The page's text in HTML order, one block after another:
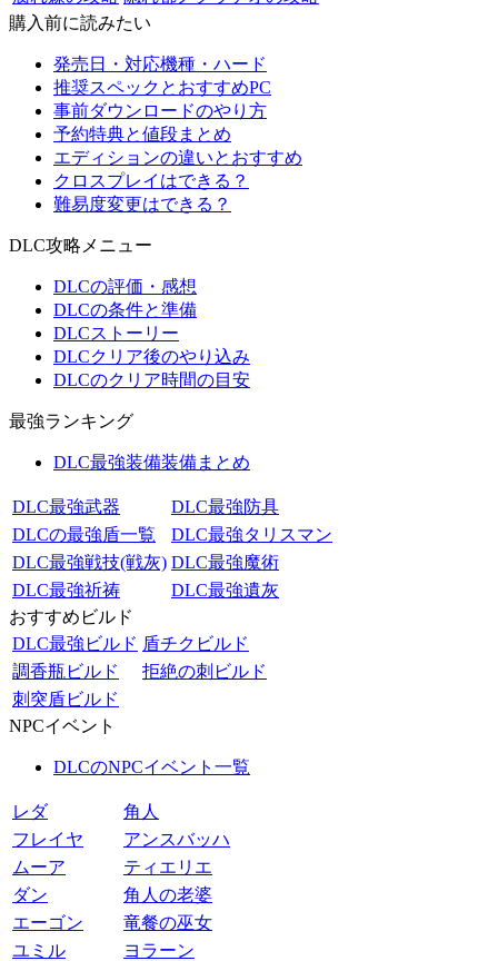
購入前に読みたい
発売日・対応機種・ハード
推奨スペックとおすすめPC
事前ダウンロードのやり方
予約特典と値段まとめ
エディションの違いとおすすめ
クロスプレイはできる？
難易度変更はできる？
DLC攻略メニュー
DLCの評価・感想
DLCの条件と準備
DLCストーリー
DLCクリア後のやり込み
DLCのクリア時間の目安
最強ランキング
DLC最強装備装備まとめ
DLC最強武器
DLC最強防具
DLCの最強盾一覧
DLC最強タリスマン
DLC最強戦技(戦灰) DLC最強魔術
DLC最強祈祷
DLC最強遺灰
おすすめビルド
DLC最強ビルド 盾チクビルド
調香瓶ビルド
拒絶の刺ビルド
刺突盾ビルド
NPCイベント
DLCのNPCイベント一覧
レダ
角人
フレイヤ
アンスバッハ
ムーア
ティエリエ
ダン
角人の老婆
エーゴン
竜餐の巫女
ユミル
ヨラーン